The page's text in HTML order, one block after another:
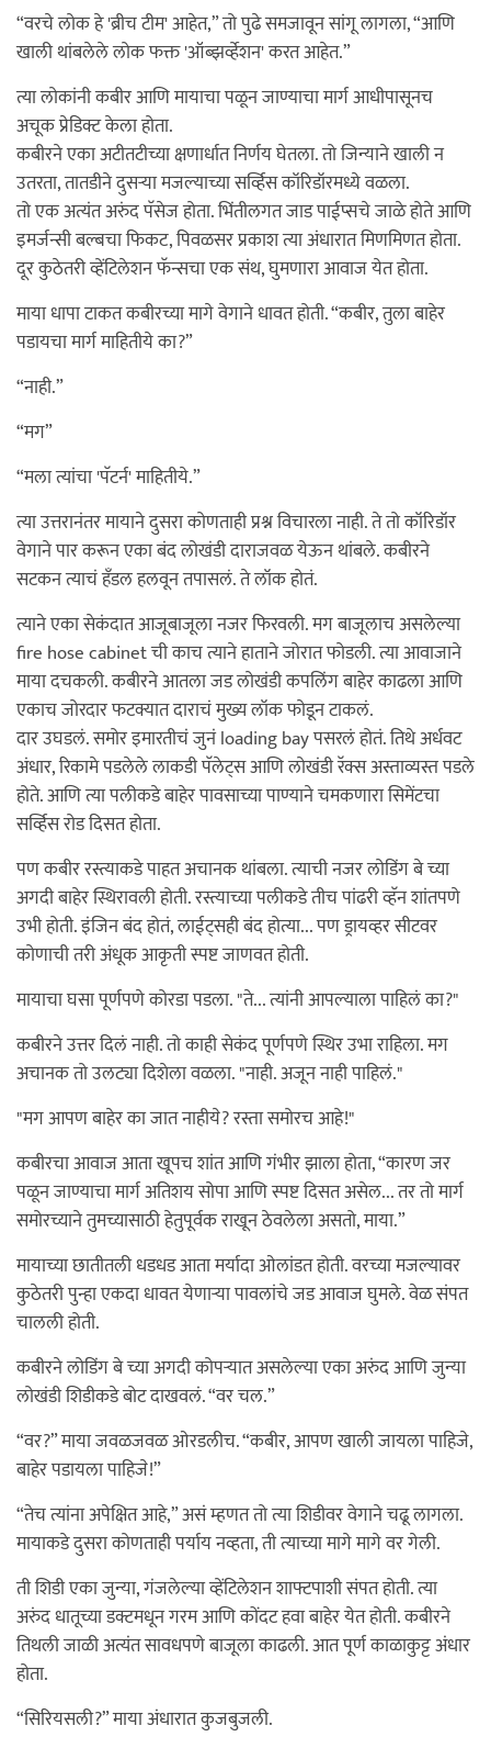
“वरचे लोक हे 'ब्रीच टीम' आहेत,” तो पुढे समजावून सांगू लागला, “आणि
खाली थांबलेले लोक फक्त 'ऑब्झर्व्हेशन' करत आहेत.”
त्या लोकांनी कबीर आणि मायाचा पळून जाण्याचा मार्ग आधीपासूनच
अचूक प्रेडिक्ट केला होता.
कबीरने एका अटीतटीच्या क्षणार्धात निर्णय घेतला. तो जिन्याने खाली न
उतरता, तातडीने दुसऱ्या मजल्याच्या सर्व्हिस कॉरिडॉरमध्ये वळला.
तो एक अत्यंत अरुंद पॅसेज होता. भिंतीलगत जाड पाईप्सचे जाळे होते आणि
इमर्जन्सी बल्बचा फिकट, पिवळसर प्रकाश त्या अंधारात मिणमिणत होता.
दूर कुठेतरी व्हेंटिलेशन फॅन्सचा एक संथ, घुमणारा आवाज येत होता.
माया धापा टाकत कबीरच्या मागे वेगाने धावत होती. “कबीर, तुला बाहेर
पडायचा मार्ग माहितीये का?”
“नाही.”
“मग”
“मला त्यांचा 'पॅटर्न' माहितीये.”
त्या उत्तरानंतर मायाने दुसरा कोणताही प्रश्न विचारला नाही. ते तो कॉरिडॉर
वेगाने पार करून एका बंद लोखंडी दाराजवळ येऊन थांबले. कबीरने
सटकन त्याचं हँडल हलवून तपासलं. ते लॉक होतं.
त्याने एका सेकंदात आजूबाजूला नजर फिरवली. मग बाजूलाच असलेल्या
fire hose cabinet ची काच त्याने हाताने जोरात फोडली. त्या आवाजाने
माया दचकली. कबीरने आतला जड लोखंडी कपलिंग बाहेर काढला आणि
एकाच जोरदार फटक्यात दाराचं मुख्य लॉक फोडून टाकलं.
दार उघडलं. समोर इमारतीचं जुनं loading bay पसरलं होतं. तिथे अर्धवट
अंधार, रिकामे पडलेले लाकडी पॅलेट्स आणि लोखंडी रॅक्स अस्ताव्यस्त पडले
होते. आणि त्या पलीकडे बाहेर पावसाच्या पाण्याने चमकणारा सिमेंटचा
सर्व्हिस रोड दिसत होता.
पण कबीर रस्त्याकडे पाहत अचानक थांबला. त्याची नजर लोडिंग बे च्या
अगदी बाहेर स्थिरावली होती. रस्त्याच्या पलीकडे तीच पांढरी व्हॅन शांतपणे
उभी होती. इंजिन बंद होतं, लाईट्सही बंद होत्या... पण ड्रायव्हर सीटवर
कोणाची तरी अंधूक आकृती स्पष्ट जाणवत होती.
मायाचा घसा पूर्णपणे कोरडा पडला. "ते... त्यांनी आपल्याला पाहिलं का?"
कबीरने उत्तर दिलं नाही. तो काही सेकंद पूर्णपणे स्थिर उभा राहिला. मग
अचानक तो उलट्या दिशेला वळला. "नाही. अजून नाही पाहिलं."
"मग आपण बाहेर का जात नाहीये? रस्ता समोरच आहे!"
कबीरचा आवाज आता खूपच शांत आणि गंभीर झाला होता, “कारण जर
पळून जाण्याचा मार्ग अतिशय सोपा आणि स्पष्ट दिसत असेल... तर तो मार्ग
समोरच्याने तुमच्यासाठी हेतुपूर्वक राखून ठेवलेला असतो, माया.”
मायाच्या छातीतली धडधड आता मर्यादा ओलांडत होती. वरच्या मजल्यावर
कुठेतरी पुन्हा एकदा धावत येणाऱ्या पावलांचे जड आवाज घुमले. वेळ संपत
चालली होती.
कबीरने लोडिंग बे च्या अगदी कोपऱ्यात असलेल्या एका अरुंद आणि जुन्या
लोखंडी शिडीकडे बोट दाखवलं. “वर चल.”
“वर?” माया जवळजवळ ओरडलीच. “कबीर, आपण खाली जायला पाहिजे,
बाहेर पडायला पाहिजे!”
“तेच त्यांना अपेक्षित आहे,” असं म्हणत तो त्या शिडीवर वेगाने चढू लागला.
मायाकडे दुसरा कोणताही पर्याय नव्हता, ती त्याच्या मागे मागे वर गेली.
ती शिडी एका जुन्या, गंजलेल्या व्हेंटिलेशन शाफ्टपाशी संपत होती. त्या
अरुंद धातूच्या डक्टमधून गरम आणि कोंदट हवा बाहेर येत होती. कबीरने
तिथली जाळी अत्यंत सावधपणे बाजूला काढली. आत पूर्ण काळाकुट्ट अंधार
होता.
“सिरियसली?” माया अंधारात कुजबुजली.